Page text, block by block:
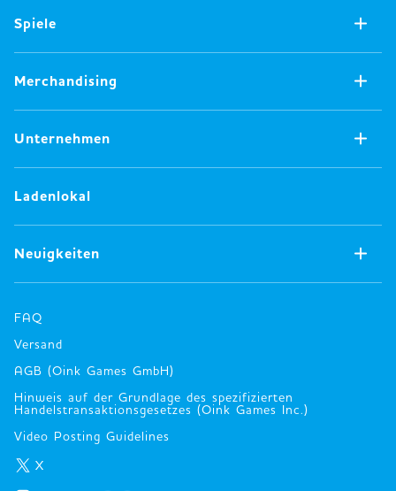
Spiele
Jetzt verfügbare Spiele
Alle Spiele
Analoge Spiele
Digitale Spiele
Merchandising
Jetzt verfügbares Merchandising
Alle Produkte
Anstecknadeln
Verschiedenes
Kleidung
Bücher
Unternehmen
Konzept
Oink Games
Frühere Arbeiten
Wichtige Auszeichnungen und
Ladenlokal
Neuigkeiten
Alle Neuigkeiten
FAQ
Versand
AGB (Oink Games GmbH)
Hinweis auf der Grundlage des spezifizierten
Handelstransaktionsgesetzes (Oink Games Inc.)
Video Posting Guidelines
X